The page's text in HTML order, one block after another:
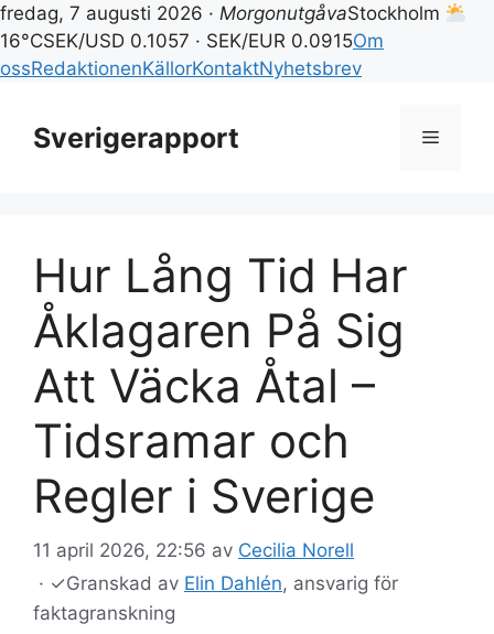
fredag, 7 augusti 2026 · MorgonutgåvaStockholm
16°CSEK/USD 0.1057 · SEK/EUR 0.0915Om
ossRedaktionenKällorKontaktNyhetsbrev
innehållSverigerapport Meny
Hur Lång Tid Har
Åklagaren På Sig
Att Väcka Åtal –
Tidsramar och
Regler i Sverige
11 april 2026, 22:56 av Cecilia Norell
· ✓Granskad av Elin Dahlén, ansvarig för
faktagranskning